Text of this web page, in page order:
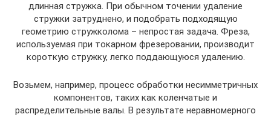
длинная стружка. При обычном точении удаление
стружки затруднено, и подобрать подходящую
геометрию стружколома – непростая задача. Фреза,
используемая при токарном фрезеровании, производит
короткую стружку, легко поддающуюся удалению.
Возьмем, например, процесс обработки несимметричных
компонентов, таких как коленчатые и
распределительные валы. В результате неравномерного